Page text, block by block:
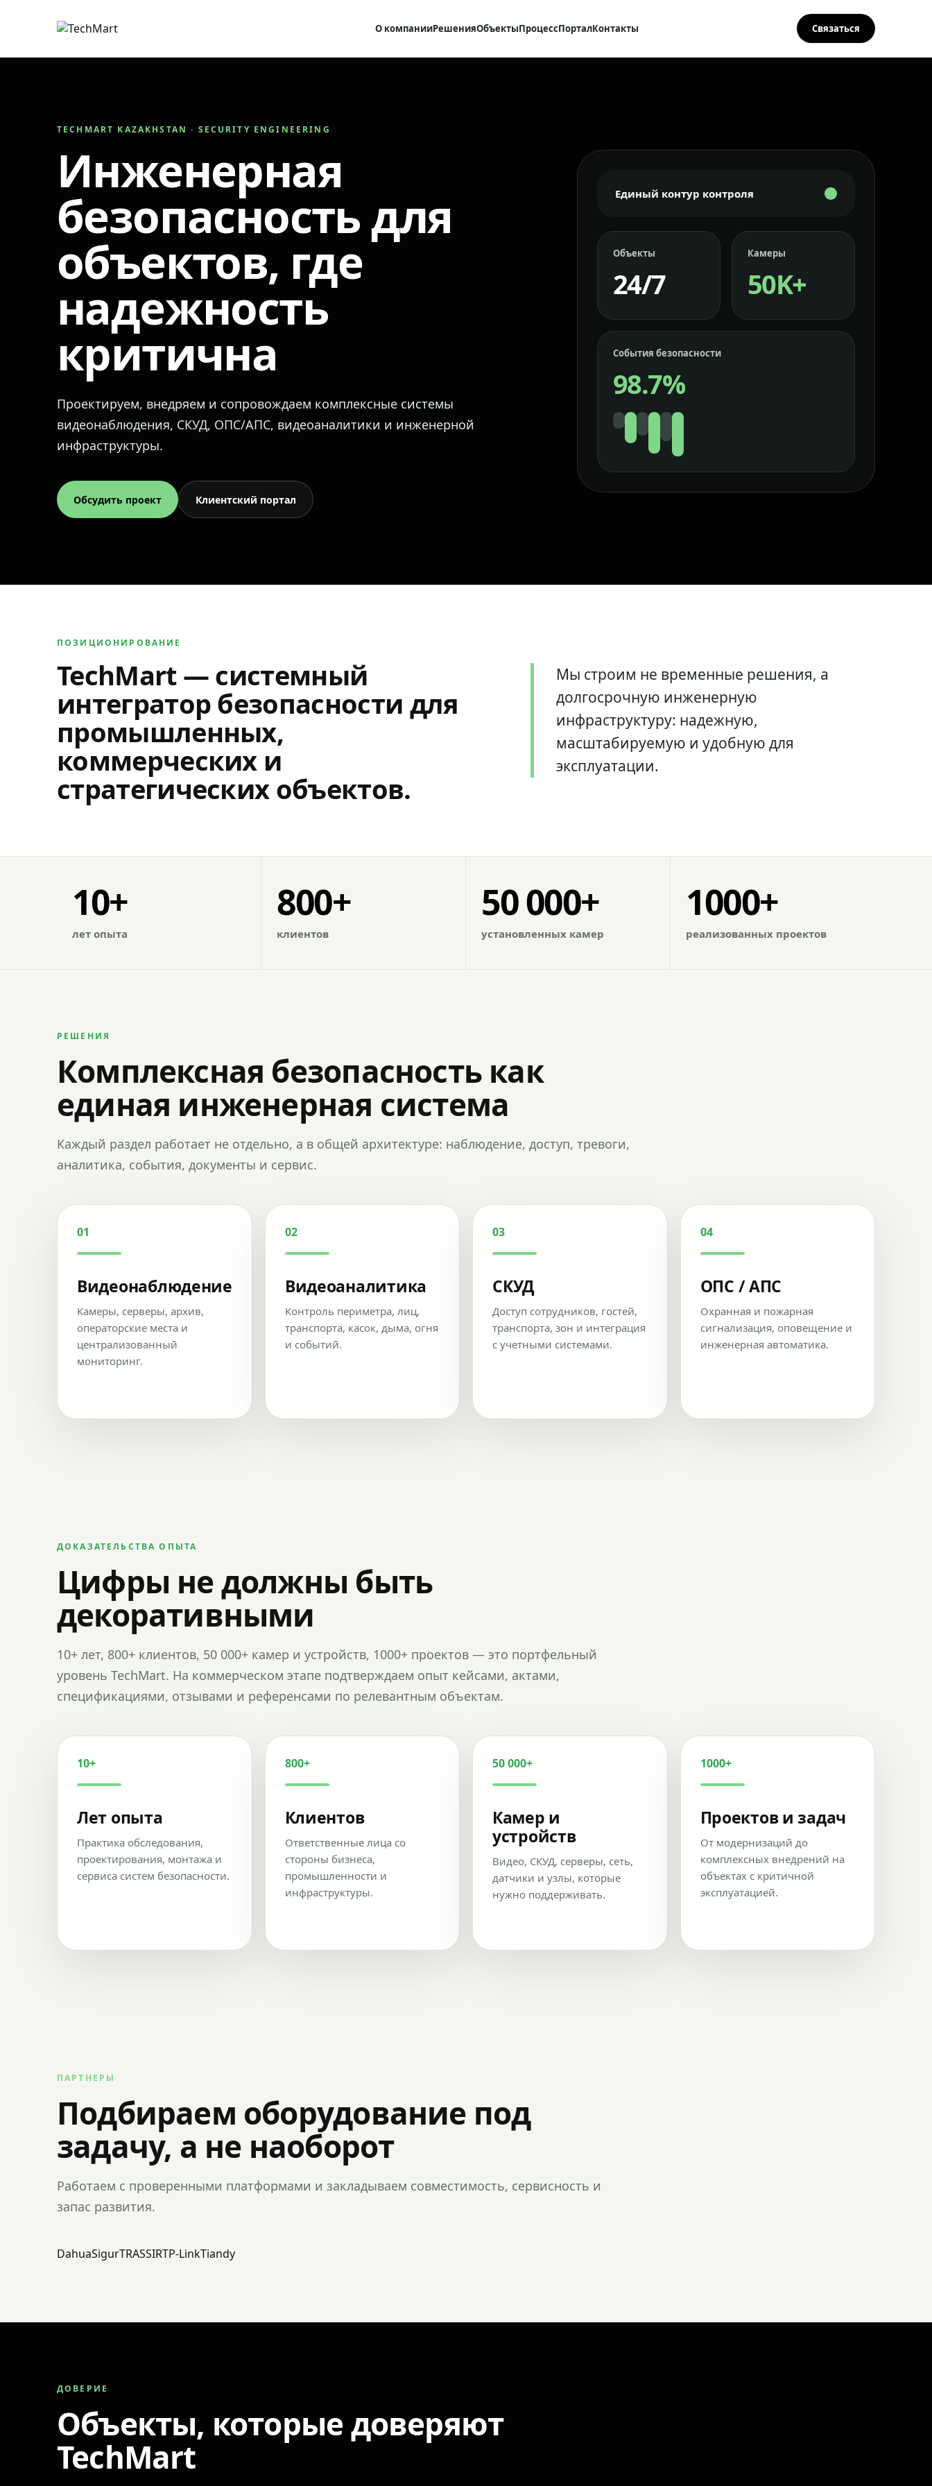
О компанииРешенияОбъектыПроцессПорталКонтакты Связаться
TECHMART KAZAKHSTAN · SECURITY ENGINEERING
Инженерная
безопасность для
объектов, где
надежность
критична
Проектируем, внедряем и сопровождаем комплексные системы
видеонаблюдения, СКУД, ОПС/АПС, видеоаналитики и инженерной
инфраструктуры.
Обсудить проект Клиентский портал
Единый контур контроля
Объекты
24/7
Камеры
50K+
События безопасности
98.7%
ПОЗИЦИОНИРОВАНИЕ
TechMart — системный
интегратор безопасности для
промышленных,
коммерческих и
стратегических объектов.
Мы строим не временные решения, а
долгосрочную инженерную
инфраструктуру: надежную,
масштабируемую и удобную для
эксплуатации.
10+
лет опыта
800+
клиентов
50 000+
установленных камер
1000+
реализованных проектов
РЕШЕНИЯ
Комплексная безопасность как
единая инженерная система
Каждый раздел работает не отдельно, а в общей архитектуре: наблюдение, доступ, тревоги,
аналитика, события, документы и сервис.
01
Видеонаблюдение
Камеры, серверы, архив,
операторские места и
централизованный
мониторинг.
02
Видеоаналитика
Контроль периметра, лиц,
транспорта, касок, дыма, огня
и событий.
03
СКУД
Доступ сотрудников, гостей,
транспорта, зон и интеграция
с учетными системами.
04
ОПС / АПС
Охранная и пожарная
сигнализация, оповещение и
инженерная автоматика.
ДОКАЗАТЕЛЬСТВА ОПЫТА
Цифры не должны быть
декоративными
10+ лет, 800+ клиентов, 50 000+ камер и устройств, 1000+ проектов — это портфельный
уровень TechMart. На коммерческом этапе подтверждаем опыт кейсами, актами,
спецификациями, отзывами и референсами по релевантным объектам.
10+
Лет опыта
Практика обследования,
проектирования, монтажа и
сервиса систем безопасности.
800+
Клиентов
Ответственные лица со
стороны бизнеса,
промышленности и
инфраструктуры.
50 000+
Камер и
устройств
Видео, СКУД, серверы, сеть,
датчики и узлы, которые
нужно поддерживать.
1000+
Проектов и задач
От модернизаций до
комплексных внедрений на
объектах с критичной
эксплуатацией.
ПАРТНЕРЫ
Подбираем оборудование под
задачу, а не наоборот
Работаем с проверенными платформами и закладываем совместимость, сервисность и
запас развития.
DahuaSigurTRASSIRTP-LinkTiandy
ДОВЕРИЕ
Объекты, которые доверяют
TechMart